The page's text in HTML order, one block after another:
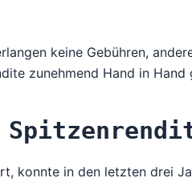
keine Gebühren,
zunehmend Hand in Hand
konnte in den letzten drei